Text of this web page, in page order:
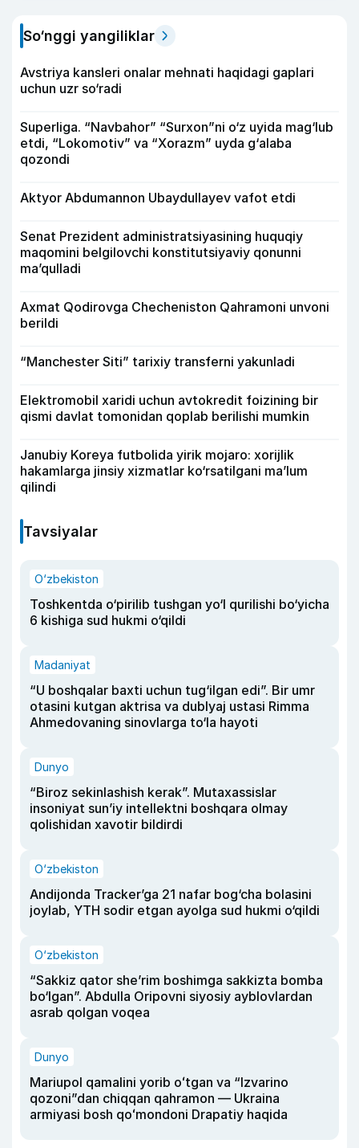
So‘nggi yangiliklar
Avstriya kansleri onalar mehnati haqidagi gaplari
uchun uzr so‘radi
Superliga. “Navbahor” “Surxon”ni o‘z uyida mag‘lub
etdi, “Lokomotiv” va “Xorazm” uyda g‘alaba
qozondi
Aktyor Abdu­mannon Ubaydullayev vafot etdi
Senat Prezident administratsiyasining huquqiy
maqomini belgilovchi konstitutsiyaviy qonunni
ma’qulladi
Axmat Qodirovga Checheniston Qahramoni unvoni
berildi
“Manchester Siti” tarixiy transferni yakunladi
Elektromobil xaridi uchun avtokredit foizining bir
qismi davlat tomonidan qoplab berilishi mumkin
Janubiy Koreya futbolida yirik mojaro: xorijlik
hakamlarga jinsiy xizmatlar ko‘rsatilgani ma’lum
qilindi
Tavsiyalar
O‘zbekiston
Toshkentda o‘pirilib tushgan yo‘l qurilishi bo‘yicha
6 kishiga sud hukmi o‘qildi
Madaniyat
“U boshqalar baxti uchun tug‘ilgan edi”. Bir umr
otasini kutgan aktrisa va dublyaj ustasi Rimma
Ahmedovaning sinovlarga to‘la hayoti
Dunyo
“Biroz sekinlashish kerak”. Mutaxassislar
insoniyat sun’iy intellektni boshqara olmay
qolishidan xavotir bildirdi
O‘zbekiston
Andijonda Tracker’ga 21 nafar bog‘cha bolasini
joylab, YTH sodir etgan ayolga sud hukmi o‘qildi
O‘zbekiston
“Sakkiz qator she’rim boshimga sakkizta bomba
bo‘lgan”. Abdulla Oripovni siyosiy ayblovlardan
asrab qolgan voqea
Dunyo
Mariupol qamalini yorib oʻtgan va “Izvarino
qozoni”dan chiqqan qahramon — Ukraina
armiyasi bosh qoʻmondoni Drapatiy haqida